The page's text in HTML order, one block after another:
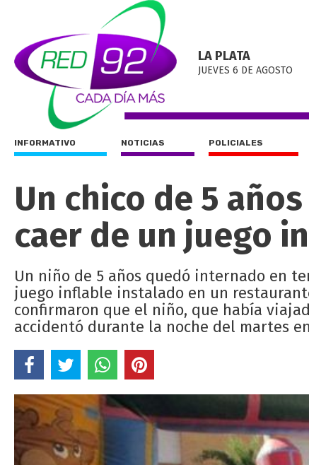
LA PLATA
JUEVES 6 DE AGOSTO
INFORMATIVO NOTICIAS POLICIALES
Un chico de 5
caer de un juego
Un niño de 5 años quedó internado en
juego inflable instalado en un
confirmaron que el niño, que había
accidentó durante la noche del martes